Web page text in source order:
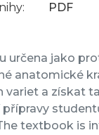
PDF
určena jako
anatomické
variet a získat
textbook is